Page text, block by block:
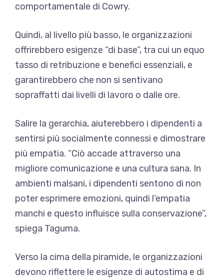
comportamentale di Cowry.
Quindi, al livello più basso, le organizzazioni
offrirebbero esigenze “di base”, tra cui un equo
tasso di retribuzione e benefici essenziali, e
garantirebbero che non si sentivano
sopraffatti dai livelli di lavoro o dalle ore.
Salire la gerarchia, aiuterebbero i dipendenti a
sentirsi più socialmente connessi e dimostrare
più empatia. “Ciò accade attraverso una
migliore comunicazione e una cultura sana. In
ambienti malsani, i dipendenti sentono di non
poter esprimere emozioni, quindi l’empatia
manchi e questo influisce sulla conservazione”,
spiega Taguma.
Verso la cima della piramide, le organizzazioni
devono riflettere le esigenze di autostima e di